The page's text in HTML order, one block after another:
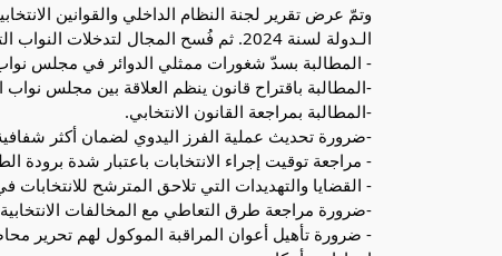
وتمّ عرض تقرير لجنة النظام الداخلي والقوانين
الـدولة لسنة 2024. ثم فُسح المجال لتدخلات النواب التي تمحورت حول المواضيع التالية:
- المطالبة بسدّ شغورات ممثلي الدوائر في مجلس
-المطالبة باقتراح قانون ينظم العلاقة بين مجلس
-المطالبة بمراجعة القانون الانتخابي.
-ضرورة تحديث عملية الفرز اليدوي لضمان أكثر شفافية
- مراجعة توقيت إجراء الانتخابات باعتبار شدة
- القضايا والتهديدات التي تلاحق المترشح للانتخابات
-ضرورة مراجعة طرق التعاطي مع المخالفات
- ضرورة تأهيل أعوان المراقبة الموكول لهم تحرير